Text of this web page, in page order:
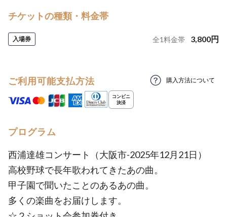
チケットの種類・料金帯
入場券 全1料金帯 3,800円
ご利用可能支払方法 購入方法について
プログラム
西浦達雄コンサート（大阪市-2025年12月21日）
高校野球で長年歌われてきたあの曲。
甲子園で聞いたことのあるあの曲。
多くの楽曲をお届けします。